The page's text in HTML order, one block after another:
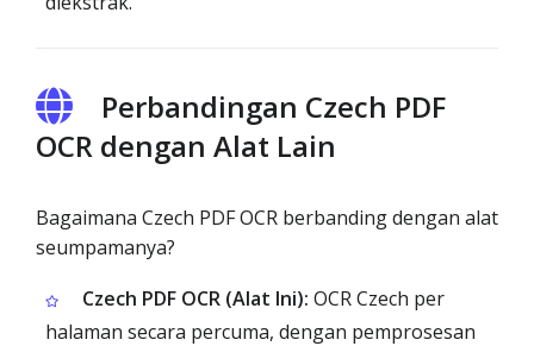
Perbandingan Czech PDF
OCR dengan Alat Lain
Bagaimana Czech PDF OCR berbanding dengan alat
seumpamanya?
Czech PDF OCR (Alat Ini): OCR Czech per
halaman secara percuma, dengan pemprosesan